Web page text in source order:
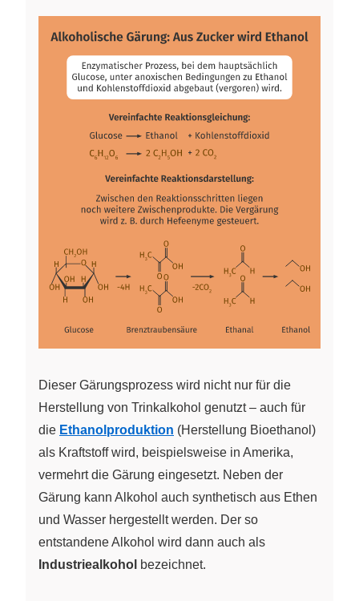
Dieser Gärungsprozess wird nicht nur für die
Herstellung von Trinkalkohol genutzt – auch für
die Ethanolproduktion (Herstellung Bioethanol)
als Kraftstoff wird, beispielsweise in Amerika,
vermehrt die Gärung eingesetzt. Neben der
Gärung kann Alkohol auch synthetisch aus Ethen
und Wasser hergestellt werden. Der so
entstandene Alkohol wird dann auch als
Industriealkohol bezeichnet.